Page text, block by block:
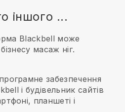
іншого ...
Blackbell може
масаж ніг.
забезпечення
і будівельник сайтів
планшеті і